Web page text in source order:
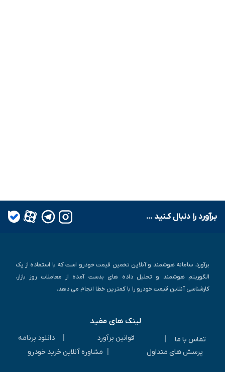
بـرآورد را دنبال کـنید ...
برآورد، سامانه هوشمند و آنلاین تخمین قیمت خودرو است که با استفاده از یک
الگوریتم هوشمند و تحلیل داده های بدست آمده از معاملات روز بازار،
کارشناسی آنلاین قیمت خودرو را با کمترین خطا انجام می دهد.
لینک های مفید
تماس با ما قوانین برآورد
دانلود برنامه
پرسش های متداول
مشاوره آنلاین خرید خودرو